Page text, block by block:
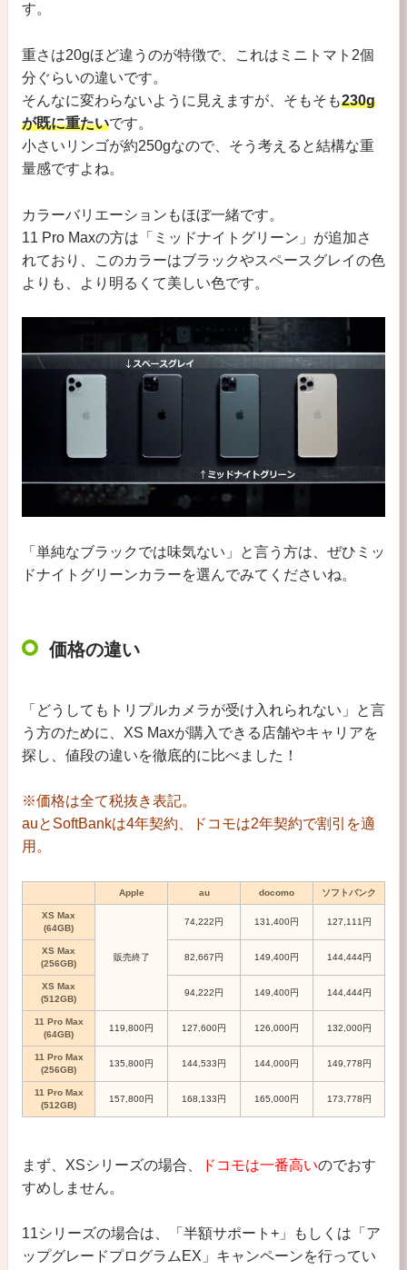
す。
重さは20gほど違うのが特徴で、これはミニトマト2個
分ぐらいの違いです。
そんなに変わらないように見えますが、そもそも230g
が既に重たいです。
小さいリンゴが約250gなので、そう考えると結構な重
量感ですよね。
カラーバリエーションもほぼ一緒です。
11 Pro Maxの方は「ミッドナイトグリーン」が追加さ
れており、このカラーはブラックやスペースグレイの色
よりも、より明るくて美しい色です。
「単純なブラックでは味気ない」と言う方は、ぜひミッ
ドナイトグリーンカラーを選んでみてくださいね。
価格の違い
「どうしてもトリプルカメラが受け入れられない」と言
う方のために、XS Maxが購入できる店舗やキャリアを
探し、値段の違いを徹底的に比べました！
※価格は全て税抜き表記。
auとSoftBankは4年契約、ドコモは2年契約で割引を適
用。
Apple au docomo ソフトバンク
XS Max
(64GB)
販売終了
74,222円 131,400円 127,111円
XS Max
(256GB)
82,667円 ‭149,400‬円 144,444円
XS Max
(512GB)
94,222円 ‭149,400‬‬円 144,444円
11 Pro Max
(64GB)
119,800円 127,600円 126,000円 132,000円
11 Pro Max
(256GB)
135,800円 144,533円 144,000円 149,778円
11 Pro Max
(512GB)
157,800円 168,133円 165,000円 173,778円
まず、XSシリーズの場合、 ドコモは一番高いのでおす
すめしません。
11シリーズの場合は、「半額サポート+」もしくは「ア
ップグレードプログラムEX」キャンペーンを行ってい